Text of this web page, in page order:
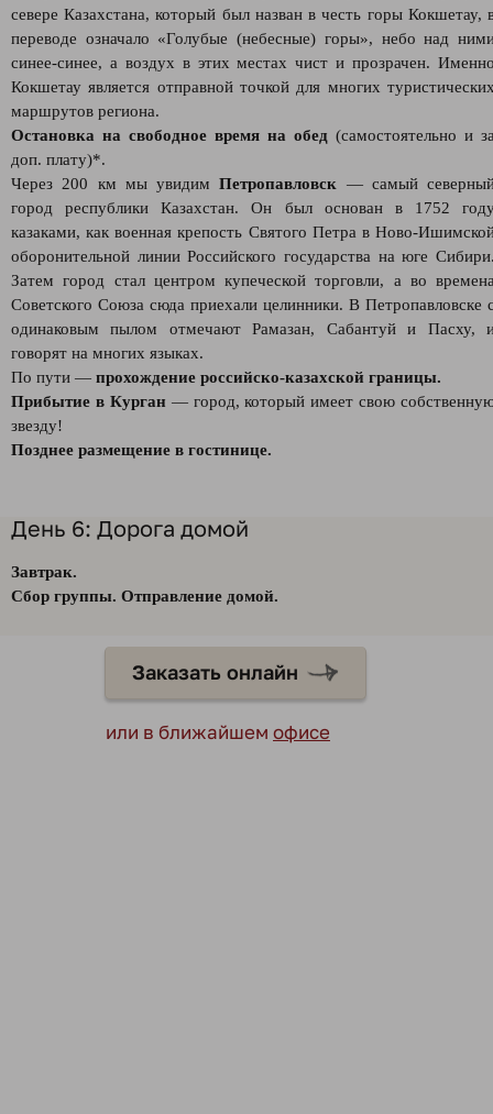
севере Казахстана, который был назван в честь горы Кокшетау,
переводе означало «Голубые (небесные) горы», небо над
синее-синее, а воздух в этих местах чист и прозрачен.
Кокшетау является отправной точкой для многих
маршрутов региона.
Остановка на свободное время на обед (самостоятельно и
доп. плату)*.
Через 200 км мы увидимПетропавловск — самый
город республики Казахстан. Он был основан в 1752
казаками, как военная крепость Святого Петра в Ново-
оборонительной линии Российского государства на юге
Затем город стал центром купеческой торговли, а во
Советского Союза сюда приехали целинники. В Петропавловске
одинаковым пылом отмечают Рамазан, Сабантуй и Пасху,
говорят на многих языках.
По пути — прохождение российско-казахской границы.
Прибытие в Курган — город, который имеет свою
звезду!
Позднее размещение в гостинице.
День 6: Дорога домой
Завтрак.
Сбор группы. Отправление домой.
Заказать онлайн
или в ближайшем офисе